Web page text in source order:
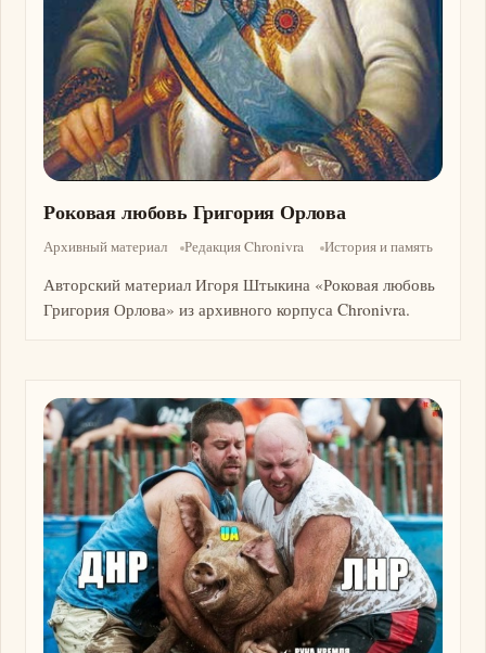
Роковая любовь Григория Орлова
Архивный материал Редакция Chronivra История и память
Авторский материал Игоря Штыкина «Роковая любовь
Григория Орлова» из архивного корпуса Chronivra.
Изображение